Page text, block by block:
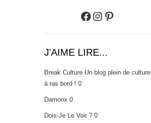
Facebook
Instagram
Pinterest
J'AIME LIRE...
Break Culture Un blog plein de culture
à ras bord ! 0
Damonx 0
Dois-Je Le Voir ? 0